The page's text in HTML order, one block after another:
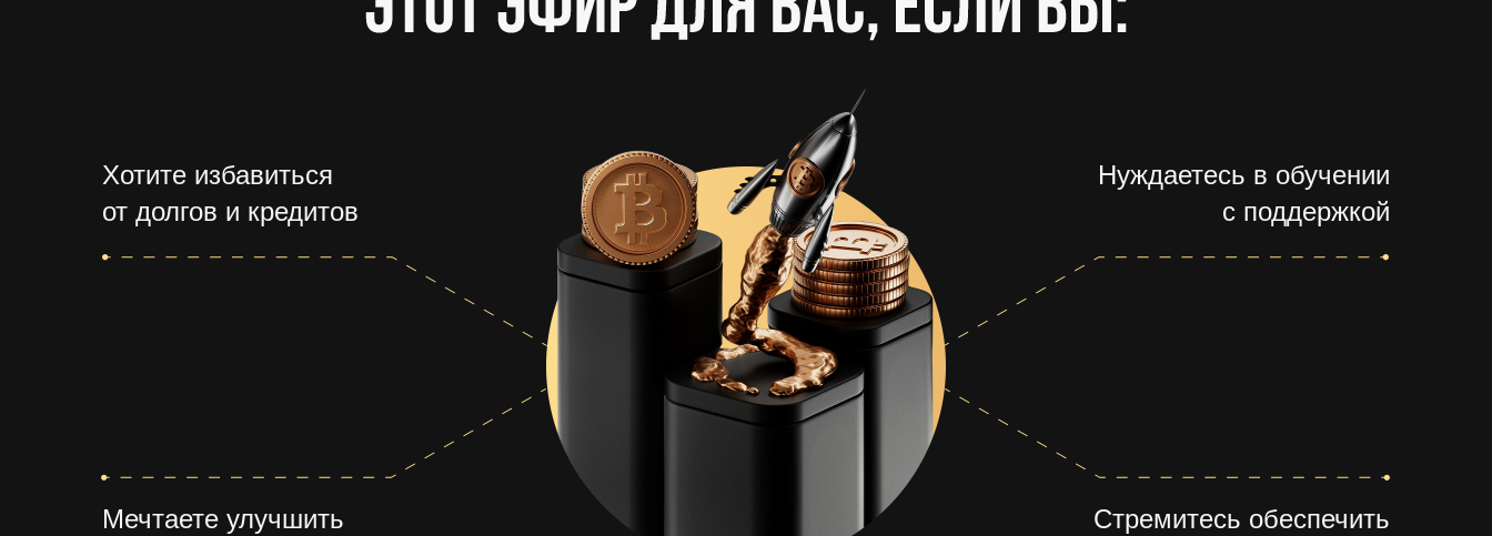
Хотите избавиться
от долгов и кредитов
Нуждаетесь в обучении
с поддержкой
Мечтаете улучшить
Стремитесь обеспечить